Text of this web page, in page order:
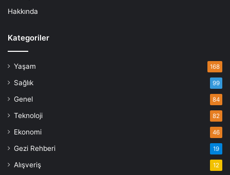
Hakkında
Kategoriler
Yaşam 168
Sağlık 99
Genel 84
Teknoloji 82
Ekonomi 46
Gezi Rehberi 19
Alışveriş 12